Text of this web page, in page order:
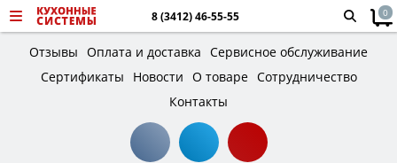
8 (3412) 46-55-55 0
Отзывы Оплата и доставка Сервисное обслуживание
Сертификаты
Новости О товаре Сотрудничество
Контакты